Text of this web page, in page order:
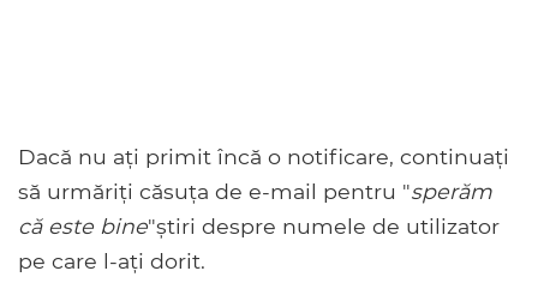
Dacă nu ați primit încă o notificare, continuați
să urmăriți căsuța de e-mail pentru "sperăm
că este bine"știri despre numele de utilizator
pe care l-ați dorit.